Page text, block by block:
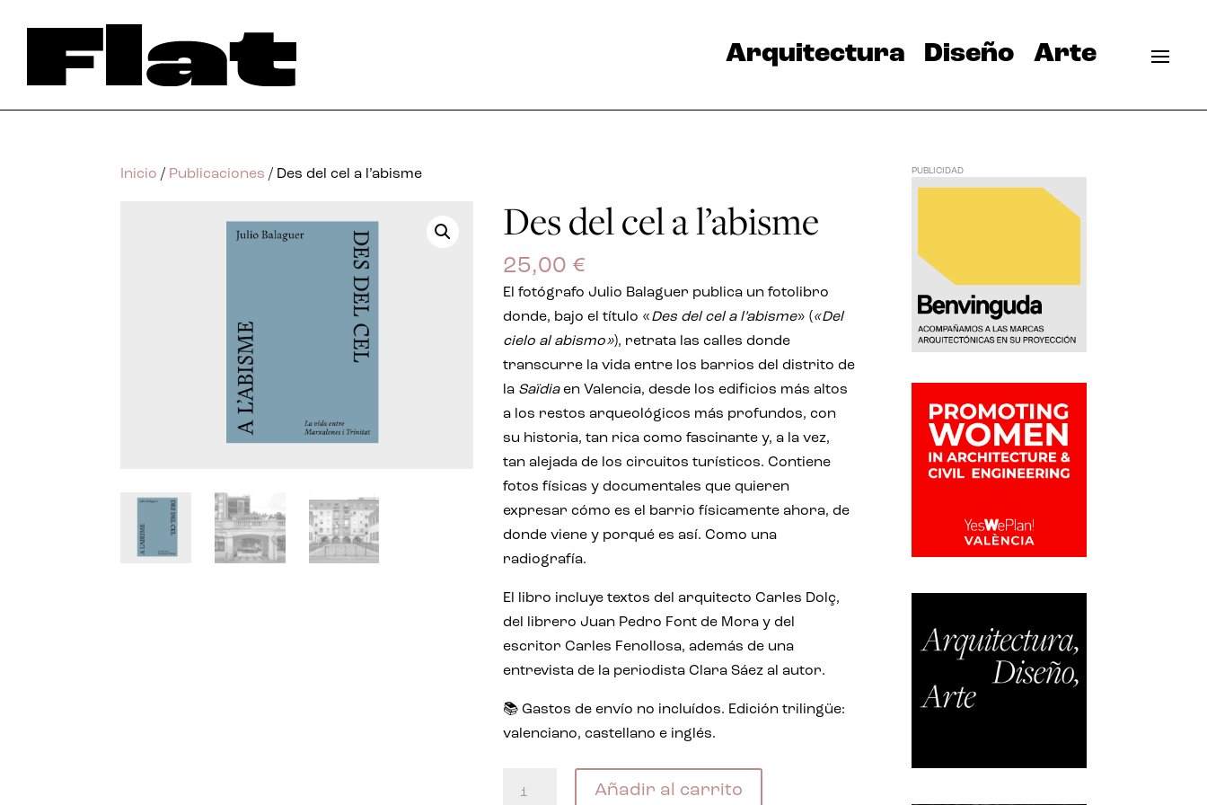
Arquitectura Diseño Arte
Inicio / Publicaciones / Des del cel a l’abisme
Des del cel a l’abisme
25,00 €
El fotógrafo Julio Balaguer publica un fotolibro
donde, bajo el título «Des del cel a l’abisme» («Del
cielo al abismo»), retrata las calles donde
transcurre la vida entre los barrios del distrito de
la Saïdiaen Valencia, desde los edificios más altos
a los restos arqueológicos más profundos, con
su historia, tan rica como fascinante y, a la vez,
tan alejada de los circuitos turísticos. Contiene
fotos físicas y documentales que quieren
expresar cómo es el barrio físicamente ahora, de
donde viene y porqué es así. Como una
radiografía.
El libro incluye textos del arquitecto Carles Dolç,
del librero Juan Pedro Font de Mora y del
escritor Carles Fenollosa, además de una
entrevista de la periodista Clara Sáez al autor.
📚 Gastos de envío no incluídos. Edición trilingüe:
valenciano, castellano e inglés.
Añadir al carrito
PUBLICIDAD